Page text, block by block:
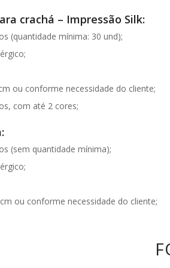
crachá – Impressão Silk:
(quantidade mínima: 30 und);
ou conforme necessidade do cliente;
com até 2 cores;
(sem quantidade mínima);
ou conforme necessidade do cliente;